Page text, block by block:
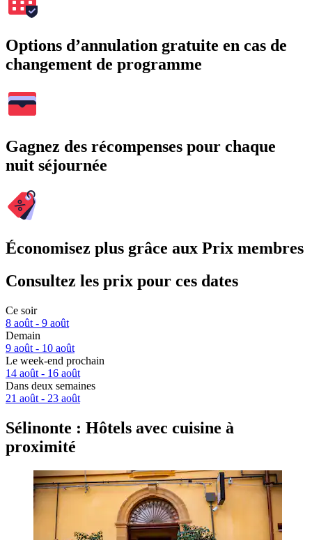
Options d’annulation gratuite en cas de
changement de programme
Gagnez des récompenses pour chaque
nuit séjournée
Économisez plus grâce aux Prix membres
Consultez les prix pour ces dates
Ce soir
8 août - 9 août
Demain
9 août - 10 août
Le week-end prochain
14 août - 16 août
Dans deux semaines
21 août - 23 août
Sélinonte : Hôtels avec cuisine à
proximité